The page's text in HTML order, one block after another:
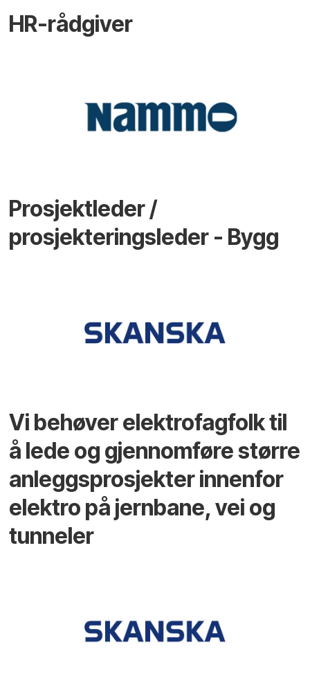
HR-rådgiver
Prosjektleder /
prosjekteringsleder - Bygg
Vi behøver elektrofagfolk til
å lede og gjennomføre større
anleggsprosjekter innenfor
elektro på jernbane, vei og
tunneler